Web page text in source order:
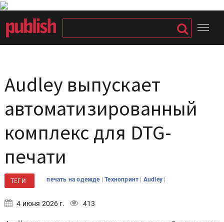
Audley выпускает
автоматизированный
комплекс для DTG-
печати
ТЕГИ печать на одежде |Технопринт | Audley |
4 июня 2026 г. 413